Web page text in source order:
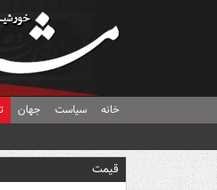
خانه سیاست جهان
قیمت